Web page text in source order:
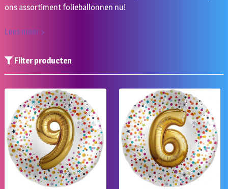
ons assortiment folieballonnen nu!
Lees meer >
Filter producten